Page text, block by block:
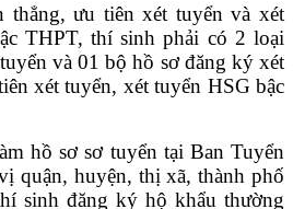
thẳng, ưu tiên xét tuyển và xét
THPT, thí sinh phải có 2 loại
và 01 bộ hồ sơ đăng ký xét
xét tuyển, xét tuyển HSG bậc
hồ sơ sơ tuyển tại Ban Tuyển
quận, huyện, thị xã, thành phố
sinh đăng ký hộ khẩu thường